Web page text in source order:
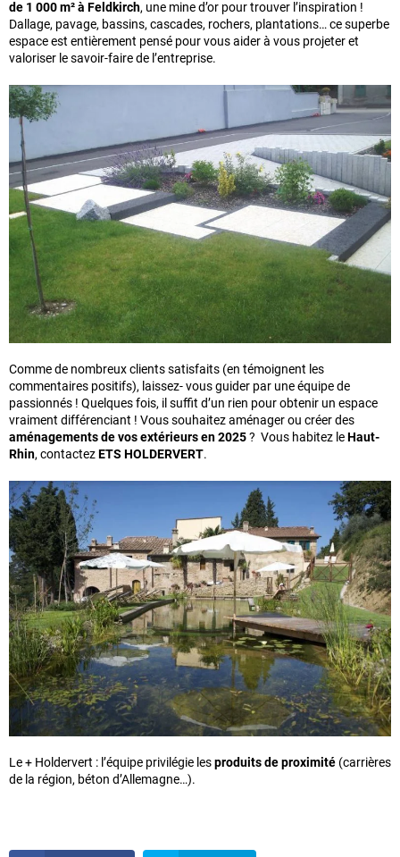
de 1 000 m² à Feldkirch, une mine d’or pour trouver l’inspiration !
Dallage, pavage, bassins, cascades, rochers, plantations… ce superbe
espace est entièrement pensé pour vous aider à vous projeter et
valoriser le savoir-faire de l’entreprise.
Comme de nombreux clients satisfaits (en témoignent les
commentaires positifs), laissez- vous guider par une équipe de
passionnés ! Quelques fois, il suffit d’un rien pour obtenir un espace
vraiment différenciant ! Vous souhaitez aménager ou créer des
aménagements de vos extérieurs en 2025? Vous habitez leHaut-
Rhin, contactezETS HOLDERVERT.
Le + Holdervert : l’équipe privilégie lesproduits de proximité (carrières
de la région, béton d’Allemagne…).